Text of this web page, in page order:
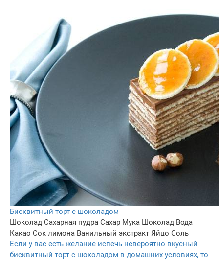
Бисквитный торт с шоколадом
Шоколад Сахарная пудра Сахар Мука Шоколад Вода
Какао Сок лимона Ванильный экстракт Яйцо Соль
Если у вас есть желание испечь невероятно вкусный
бисквитный торт с шоколадом в домашних условиях, то